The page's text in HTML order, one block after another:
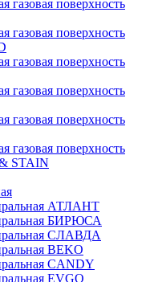
газовая поверхность
газовая поверхность
газовая поверхность
газовая поверхность
газовая поверхность
газовая поверхность
STAIN
АТЛАНТ
БИРЮСА
СЛАВДА
BEKO
CANDY
EVGO